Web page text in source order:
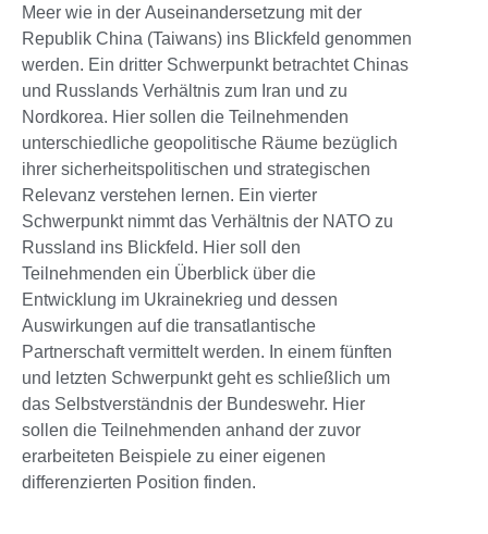
Meer wie in der Auseinandersetzung mit der
Republik China (Taiwans) ins Blickfeld genommen
werden. Ein dritter Schwerpunkt betrachtet Chinas
und Russlands Verhältnis zum Iran und zu
Nordkorea. Hier sollen die Teilnehmenden
unterschiedliche geopolitische Räume bezüglich
ihrer sicherheitspolitischen und strategischen
Relevanz verstehen lernen. Ein vierter
Schwerpunkt nimmt das Verhältnis der NATO zu
Russland ins Blickfeld. Hier soll den
Teilnehmenden ein Überblick über die
Entwicklung im Ukrainekrieg und dessen
Auswirkungen auf die transatlantische
Partnerschaft vermittelt werden. In einem fünften
und letzten Schwerpunkt geht es schließlich um
das Selbstverständnis der Bundeswehr. Hier
sollen die Teilnehmenden anhand der zuvor
erarbeiteten Beispiele zu einer eigenen
differenzierten Position finden.